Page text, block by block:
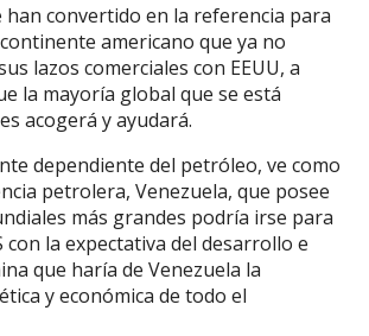
han convertido en la referencia para
americano que ya no
lazos comerciales con EEUU, a
la mayoría global que se está
acogerá y ayudará.
dependiente del petróleo, ve como
petrolera, Venezuela, que posee
más grandes podría irse para
con la expectativa del desarrollo e
que haría de Venezuela la
y económica de todo el